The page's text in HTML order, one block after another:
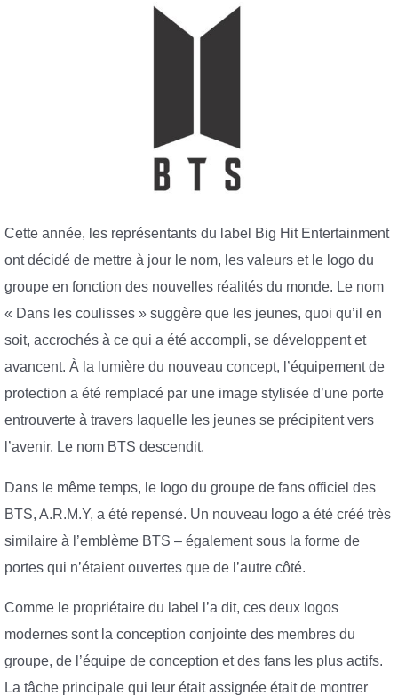
Cette année, les représentants du label Big Hit Entertainment
ont décidé de mettre à jour le nom, les valeurs et le logo du
groupe en fonction des nouvelles réalités du monde. Le nom
« Dans les coulisses » suggère que les jeunes, quoi qu’il en
soit, accrochés à ce qui a été accompli, se développent et
avancent. À la lumière du nouveau concept, l’équipement de
protection a été remplacé par une image stylisée d’une porte
entrouverte à travers laquelle les jeunes se précipitent vers
l’avenir. Le nom BTS descendit.
Dans le même temps, le logo du groupe de fans officiel des
BTS, A.R.M.Y, a été repensé. Un nouveau logo a été créé très
similaire à l’emblème BTS – également sous la forme de
portes qui n’étaient ouvertes que de l’autre côté.
Comme le propriétaire du label l’a dit, ces deux logos
modernes sont la conception conjointe des membres du
groupe, de l’équipe de conception et des fans les plus actifs.
La tâche principale qui leur était assignée était de montrer